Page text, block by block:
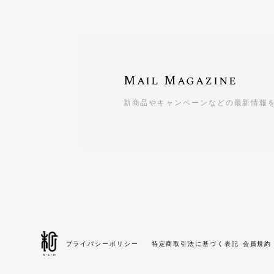
Mail Magazine
新商品やキャンペーンなどの最新情報
プライバシーポリシー 特定商取引法に基づく表記 会員規約